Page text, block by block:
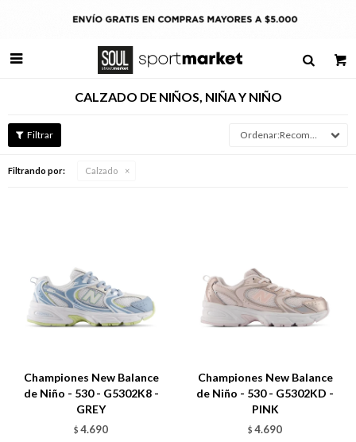

CALZADO DE NIÑOS, NIÑA Y NIÑO
Recomendados
Filtrando por: Calzado
Championes New Balance
de Niño - 530 - G5302K8 -
GREY
$ 4.690
Championes New Balance
de Niño - 530 - G5302KD -
PINK
$ 4.690